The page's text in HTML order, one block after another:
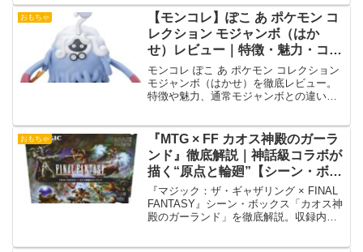
おもちゃ
【モンコレ】ぽこ あ ポケモン コ
レクション モジャンボ（はか
せ）レビュー｜特徴・魅力・コレ
クション価値を解説
モンコレ ぽこ あ ポケモン コレクション
モジャンボ（はかせ）を徹底レビュー。
特徴や魅力、通常モジャンボとの違い、
おもちゃ
『MTG × FF カオス神殿のガーラ
ンド』徹底解説｜神話級コラボが
描く“原点と輪廻”【シーン・ボッ
クス日本語版】
『マジック：ザ・ギャザリング × FINAL
FANTASY』シーン・ボックス「カオス神
殿のガーランド」を徹底解説。収録内